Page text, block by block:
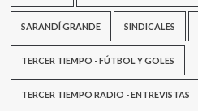
SARANDÍ GRANDE SINDICALES
TERCER TIEMPO - FÚTBOL Y GOLES
TERCER TIEMPO RADIO - ENTREVISTAS